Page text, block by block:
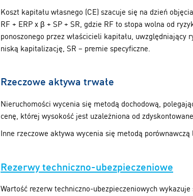
Koszt kapitału własnego (CE) szacuje się na dzień
RF + ERP x β + SP + SR, gdzie RF to stopa wolna od
ponoszonego przez właścicieli kapitału, uwzględniający
niską kapitalizację, SR – premie specyficzne.
Rzeczowe aktywa trwałe
Nieruchomości wycenia się metodą dochodową,
cenę, której wysokość jest uzależniona od
Inne rzeczowe aktywa wycenia się metodą
Rezerwy techniczno-ubezpieczeniowe
Wartość rezerw techniczno-ubezpieczeniowych